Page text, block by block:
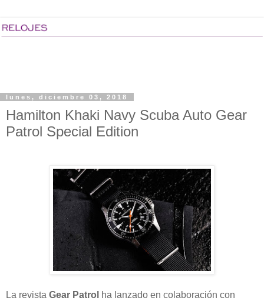
lunes, diciembre 03, 2018
Hamilton Khaki Navy Scuba Auto Gear
Patrol Special Edition
La revista Gear Patrol
ha lanzado en colaboración con